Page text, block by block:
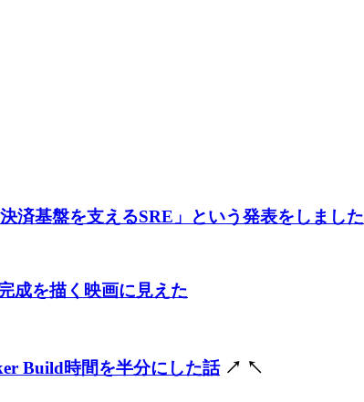
済基盤を支えるSRE」という発表をしました
成を描く映画に見えた
Build時間を半分にした話 ↗ ↖